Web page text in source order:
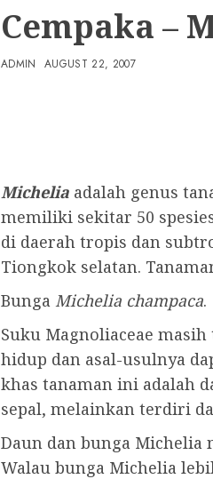
Cempaka –
ADMIN AUGUST 22, 2007
Michelia adalah genus
memiliki sekitar 50
di daerah tropis dan
Tiongkok selatan.
Bunga Michelia champaca.
Suku Magnoliaceae
hidup dan asal-usulnya
khas tanaman ini adalah
sepal, melainkan terdiri
Daun dan bunga Michelia
Walau bunga Michelia